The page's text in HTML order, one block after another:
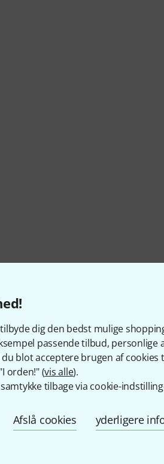
dig den bedst mulige
passende tilbud,
du blot acceptere brugen af
orden!" (vis alle).
tilbage via cookie-
Afslå cookies yderligere